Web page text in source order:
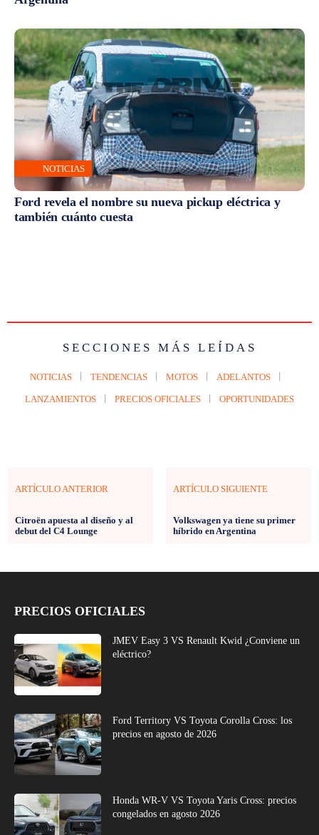
NOTICIAS
Ford revela el nombre su nueva pickup eléctrica y
también cuánto cuesta
SECCIONES MÁS LEÍDAS
NOTICIAS TENDENCIAS MOTOS ADELANTOS
LANZAMIENTOS PRECIOS OFICIALES OPORTUNIDADES
ARTÍCULO ANTERIOR
Citroën apuesta al diseño y al
debut del C4 Lounge
ARTÍCULO SIGUIENTE
Volkswagen ya tiene su primer
híbrido en Argentina
PRECIOS OFICIALES
JMEV Easy 3 VS Renault Kwid ¿Conviene un
eléctrico?
Ford Territory VS Toyota Corolla Cross: los
precios en agosto de 2026
Honda WR-V VS Toyota Yaris Cross: precios
congelados en agosto 2026